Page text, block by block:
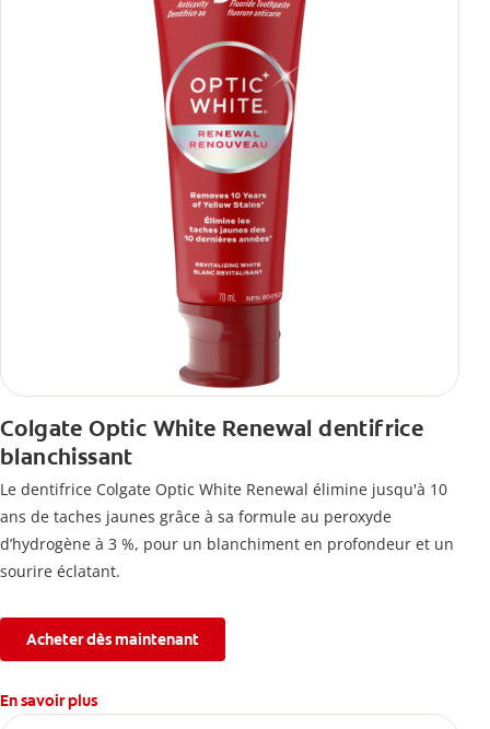
Colgate Optic White Renewal dentifrice
blanchissant
Le dentifrice Colgate Optic White Renewal élimine jusqu'à 10
ans de taches jaunes grâce à sa formule au peroxyde
d’hydrogène à 3 %, pour un blanchiment en profondeur et un
sourire éclatant.
Acheter dès maintenant
En savoir plus